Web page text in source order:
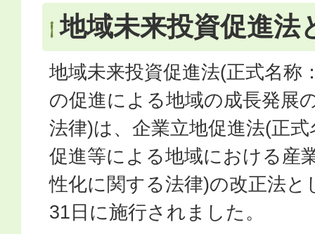
地域未来投資促進法
地域未来投資促進法(正式名称
の促進による地域の成長発展
法律)は、企業立地促進法(正
促進等による地域における産
性化に関する法律)の改正法と
31日に施行されました。